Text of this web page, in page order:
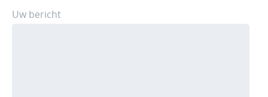
Uw bericht